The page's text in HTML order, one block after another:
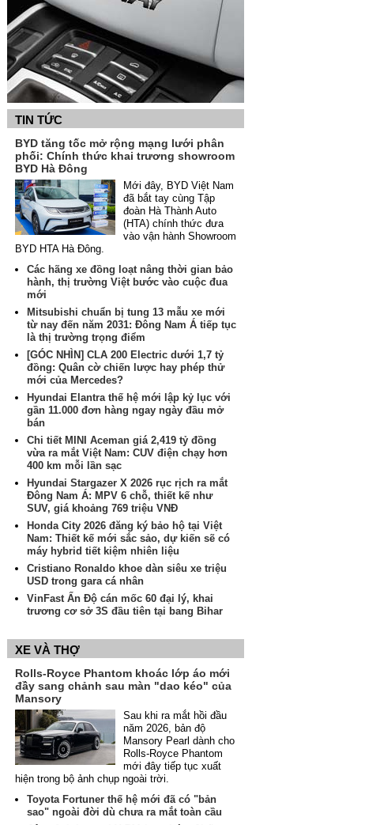
TIN TỨC
BYD tăng tốc mở rộng mạng lưới phân
phối: Chính thức khai trương showroom
BYD Hà Đông
Mới đây, BYD Việt Nam
đã bắt tay cùng Tập
đoàn Hà Thành Auto
(HTA) chính thức đưa
vào vận hành Showroom
BYD HTA Hà Đông.
Các hãng xe đồng loạt nâng thời gian bảo
hành, thị trường Việt bước vào cuộc đua
mới
Mitsubishi chuẩn bị tung 13 mẫu xe mới
từ nay đến năm 2031: Đông Nam Á tiếp tục
là thị trường trọng điểm
[GÓC NHÌN] CLA 200 Electric dưới 1,7 tỷ
đồng: Quân cờ chiến lược hay phép thử
mới của Mercedes?
Hyundai Elantra thế hệ mới lập kỷ lục với
gần 11.000 đơn hàng ngay ngày đầu mở
bán
Chi tiết MINI Aceman giá 2,419 tỷ đồng
vừa ra mắt Việt Nam: CUV điện chạy hơn
400 km mỗi lần sạc
Hyundai Stargazer X 2026 rục rịch ra mắt
Đông Nam Á: MPV 6 chỗ, thiết kế như
SUV, giá khoảng 769 triệu VNĐ
Honda City 2026 đăng ký bảo hộ tại Việt
Nam: Thiết kế mới sắc sảo, dự kiến sẽ có
máy hybrid tiết kiệm nhiên liệu
Cristiano Ronaldo khoe dàn siêu xe triệu
USD trong gara cá nhân
VinFast Ấn Độ cán mốc 60 đại lý, khai
trương cơ sở 3S đầu tiên tại bang Bihar
XE VÀ THỢ
Rolls-Royce Phantom khoác lớp áo mới
đầy sang chảnh sau màn "dao kéo" của
Mansory
Sau khi ra mắt hồi đầu
năm 2026, bản độ
Mansory Pearl dành cho
Rolls-Royce Phantom
mới đây tiếp tục xuất
hiện trong bộ ảnh chụp ngoài trời.
Toyota Fortuner thế hệ mới đã có "bản
sao" ngoài đời dù chưa ra mắt toàn cầu